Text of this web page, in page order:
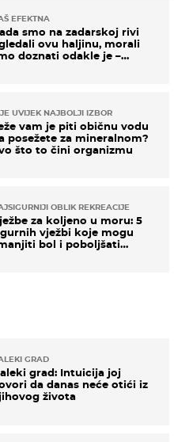
GRAD
grad: Intuicija joj
da danas neće otići iz
života
EFEKTNA
smo na zadarskoj rivi
ovu haljinu, morali
doznati odakle je –
UVIJEK NAJBOLJI IZBOR
vam je piti običnu vodu
posežete za mineralnom?
što to čini organizmu
OBLIK REKREACIJE
za koljeno u moru: 5
vježbi koje mogu
bol i poboljšati